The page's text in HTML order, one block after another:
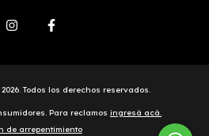
Todos los derechos reservados.
Para reclamos ingresá acá.
de arrepentimiento